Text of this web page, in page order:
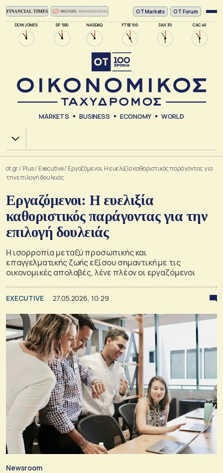
DOW JONES SP 500 NASDAQ FTSE 100 DAX 30 CAC 40
ΟΤ Markets OT Forum
MARKETS BUSINESS ECONOMY WORLD
Χ.Α.
ot.gr/ Plus/ Executive/ Εργαζόμενοι: Η ευελιξία καθοριστικός παράγοντας για
την επιλογή δουλειάς
Εργαζόμενοι: Η ευελιξία
καθοριστικός παράγοντας για την
επιλογή δουλειάς
Η ισορροπία μεταξύ προσωπικής και
επαγγελματικής ζωής εξίσου σημαντική με τις
οικονομικές απολαβές, λένε πλέον οι εργαζόμενοι
EXECUTIVE 27.05.2026, 10:29
Newsroom